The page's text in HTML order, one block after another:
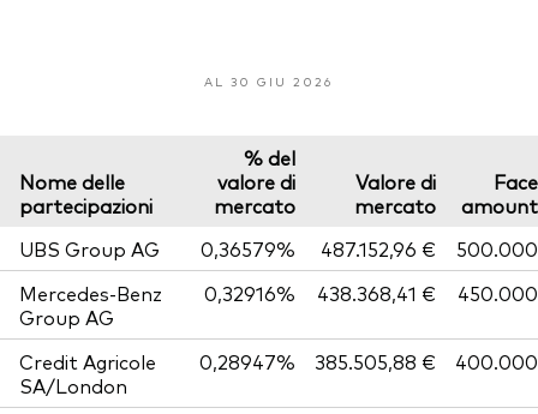
AL 30 GIU 2026
Nome delle
partecipazioni
% del
valore di
mercato
Valore di
mercato
Face
amount
UBS Group AG
0,36579% 487.152,96 €
500.000
Mercedes-Benz
Group AG
0,32916% 438.368,41 € 450.000
Credit Agricole
SA/London
0,28947% 385.505,88 € 400.000